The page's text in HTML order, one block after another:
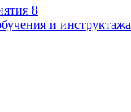
8
и инструктажа